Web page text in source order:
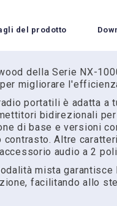
del prodotto
della Serie NX-
migliorare
portatili è adatta
bidirezionali
di base e versioni
Altre
audio a 2
mista
facilitando allo